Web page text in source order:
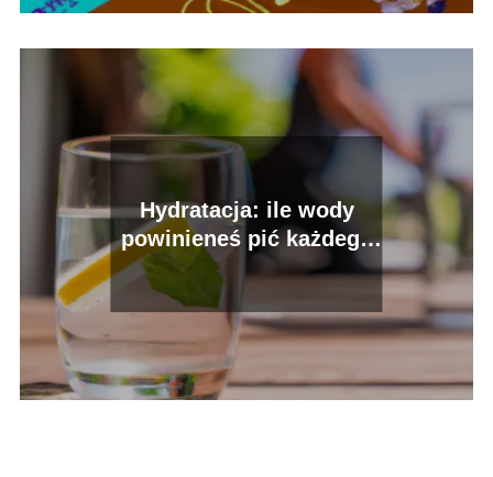
Hydratacja: ile wody
powinieneś pić każdego
dnia i dlaczego